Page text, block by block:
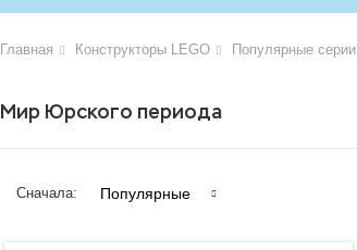
Главная Конструкторы LEGO Популярные серии
Мир Юрского периода
Сначала: Популярные